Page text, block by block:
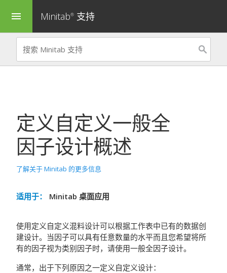
menu Minitab® 支持
定义自定义一般全
因子设计概述
了解关于 Minitab 的更多信息
适用于： Minitab 桌面应用
使用定义自定义混料设计可以根据工作表中已有的数据创
建设计。当因子可以具有任意数量的水平而且您希望将所
有的因子视为类别因子时，请使用一般全因子设计。
通常，出于下列原因之一定义自定义设计：